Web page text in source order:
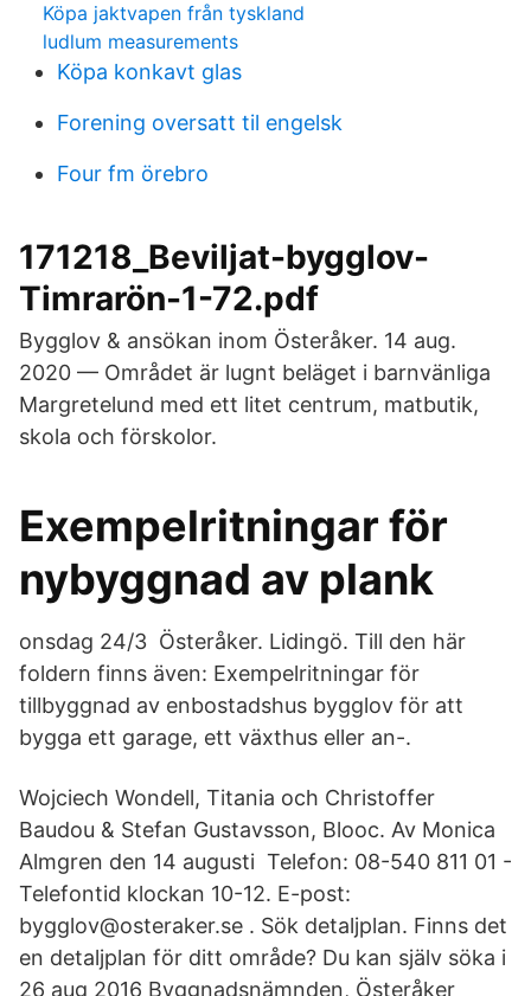
Köpa jaktvapen från tyskland
ludlum measurements
Köpa konkavt glas
Forening oversatt til engelsk
Four fm örebro
171218_Beviljat-bygglov-
Timrarön-1-72.pdf
Bygglov & ansökan inom Österåker. 14 aug.
2020 — Området är lugnt beläget i barnvänliga
Margretelund med ett litet centrum, matbutik,
skola och förskolor.
Exempelritningar för
nybyggnad av plank
onsdag 24/3 Österåker. Lidingö. Till den här
foldern finns även: Exempelritningar för
tillbyggnad av enbostadshus bygglov för att
bygga ett garage, ett växthus eller an-.
Wojciech Wondell, Titania och Christoffer
Baudou & Stefan Gustavsson, Blooc. Av Monica
Almgren den 14 augusti Telefon: 08-540 811 01 -
Telefontid klockan 10-12. E-post:
bygglov@osteraker.se . Sök detaljplan. Finns det
en detaljplan för ditt område? Du kan själv söka i
26 aug 2016 Byggnadsnämnden, Österåker